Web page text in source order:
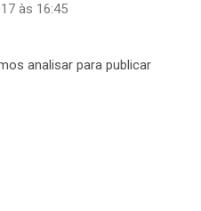
às 16:45
analisar para publicar